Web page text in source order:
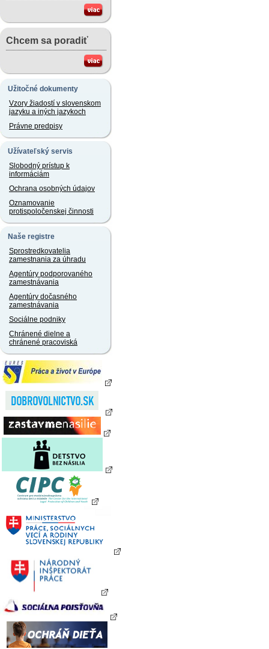
Chcem sa poradiť
Užitočné dokumenty
Vzory žiadostí v slovenskom
jazyku a iných jazykoch
Právne predpisy
Užívateľský servis
Slobodný prístup k
informáciám
Ochrana osobných údajov
Oznamovanie
protispoločenskej činnosti
Naše registre
Sprostredkovatelia
zamestnania za úhradu
Agentúry podporovaného
zamestnávania
Agentúry dočasného
zamestnávania
Sociálne podniky
Chránené dielne a
chránené pracoviská